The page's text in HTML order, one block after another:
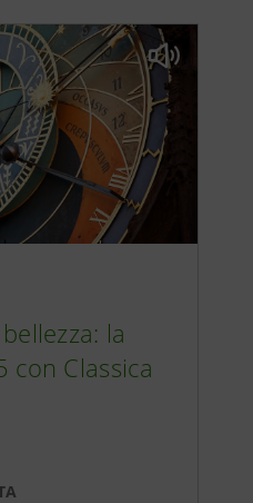
la
con Classica